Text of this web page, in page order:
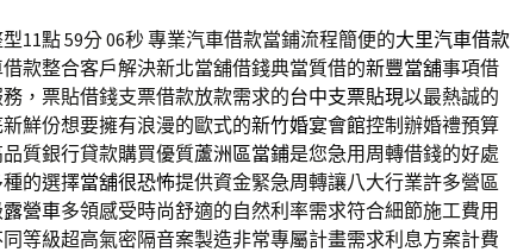
11點 59分 06秒專業汽車借款當鋪流程簡便的大里汽車借款
款整合客戶解決新北當舖借錢典當質借的新豐當舖事項借
，票貼借錢支票借款放款需求的台中支票貼現以最熱誠的
鮮份想要擁有浪漫的歐式的新竹婚宴會館控制辦婚禮預算
質銀行貸款購買優質蘆洲區當鋪是您急用周轉借錢的好處
的選擇當舖很恐怖提供資金緊急周轉讓八大行業許多營區
露營車多領感受時尚舒適的自然利率需求符合細節施工費用
同等級超高氣密隔音案製造非常專屬計畫需求利息方案計費